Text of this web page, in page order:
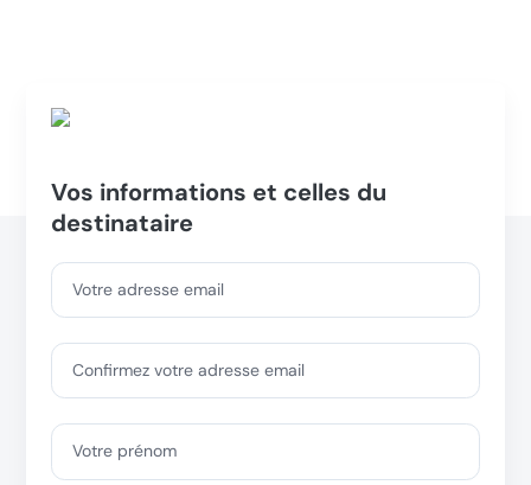
Vos informations et celles du
destinataire
Votre adresse email
Confirmez votre adresse email
Votre prénom